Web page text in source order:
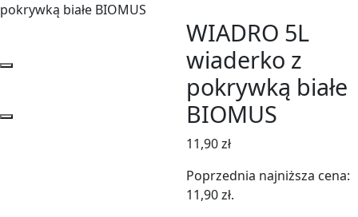
pokrywką białe BIOMUS
WIADRO 5L
wiaderko z
pokrywką białe
BIOMUS
11,90zł
Poprzednia najniższa cena:
11,90zł.